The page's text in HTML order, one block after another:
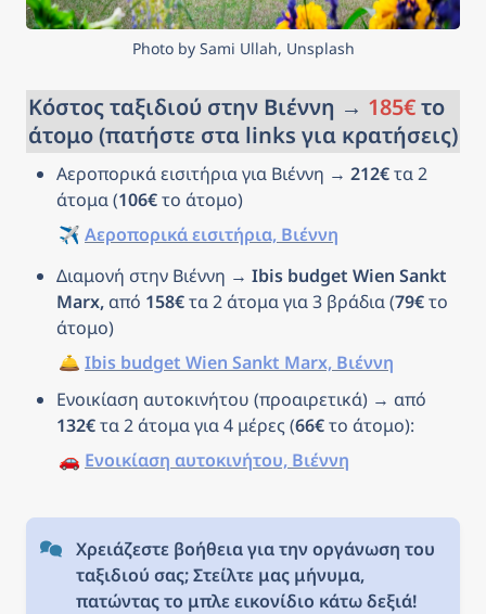
Photo by Sami Ullah, Unsplash
Κόστος ταξιδιού στην Βιέννη → 185€ το
άτομο (πατήστε στα links για κρατήσεις)
Αεροπορικά εισιτήρια για Βιέννη → 212€ τα 2
άτομα (106€ το άτομο)
✈️ Αεροπορικά εισιτήρια, Βιέννη
Διαμονή στην Βιέννη → Ibis budget Wien Sankt
Marx, από 158€ τα 2 άτομα για 3 βράδια (79€ το
άτομο)
🛎️ Ibis budget Wien Sankt Marx, Βιέννη
132€ τα 2 άτομα για 4 μέρες (66€ το άτομο):
🚗 Ενοικίαση αυτοκινήτου, Βιέννη
Χρειάζεστε βοήθεια για την οργάνωση του
ταξιδιού σας; Στείλτε μας μήνυμα,
πατώντας το μπλε εικονίδιο κάτω δεξιά!